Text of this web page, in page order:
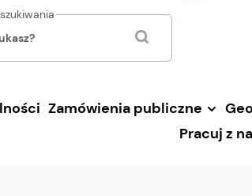
Zamówienia publiczne
Pracuj z